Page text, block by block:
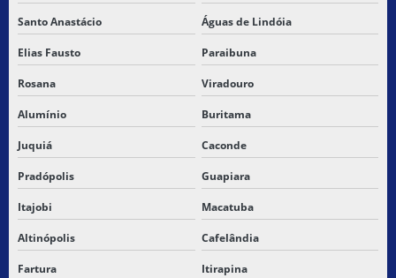
Santo Anastácio Águas de Lindóia
Elias Fausto Paraibuna
Rosana Viradouro
Alumínio Buritama
Juquiá Caconde
Pradópolis Guapiara
Itajobi Macatuba
Altinópolis Cafelândia
Fartura Itirapina